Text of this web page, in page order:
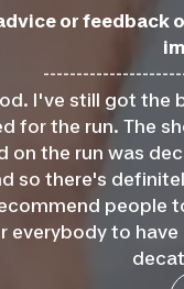
or
I've still got the
for the run. The
on the run was
so there's
people
to